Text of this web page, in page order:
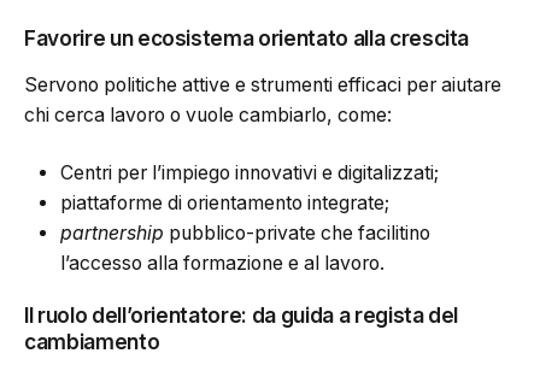
Favorire un ecosistema orientato alla crescita
Servono politiche attive e strumenti efficaci per aiutare
chi cerca lavoro o vuole cambiarlo, come:
Centri per l’impiego innovativi e digitalizzati;
piattaforme di orientamento integrate;
partnership pubblico-private che facilitino
l’accesso alla formazione e al lavoro.
Il ruolo dell’orientatore: da guida a regista del
cambiamento